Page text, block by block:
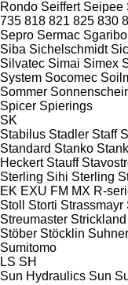
Rondo Seiffert Seipee
735 818 821 825 830
Sepro Sermac
Siba Sichelschmidt
Silvatec Simai Simex
System Socomec
Sommer
Spicer Spierings
SK
Stabilus Stadler Staff
Standard Stanko
Heckert Stauff
Sterling Sihi Sterling
EK EXU FM MX R-
Stoll
Storti Strassmayr
Streumaster Strickland
Stöber Stöcklin Suhner
Sumitomo
LS SH
Sun Hydraulics Sun